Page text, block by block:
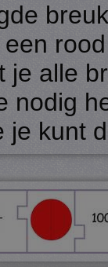
je alle
nodig
je kunt